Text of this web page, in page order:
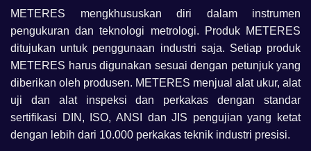
METERES mengkhususkan diri dalam instrumen
pengukuran dan teknologi metrologi. Produk METERES
ditujukan untuk penggunaan industri saja. Setiap produk
METERES harus digunakan sesuai dengan petunjuk yang
diberikan oleh produsen. METERES menjual alat ukur, alat
uji dan alat inspeksi dan perkakas dengan standar
sertifikasi DIN, ISO, ANSI dan JIS pengujian yang ketat
dengan lebih dari 10.000 perkakas teknik industri presisi.